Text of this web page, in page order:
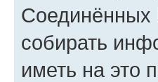
Соединённых
собирать
иметь на это